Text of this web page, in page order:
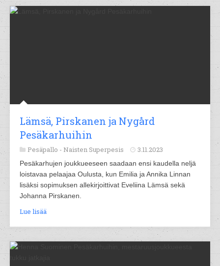
Lämsä, Pirskanen ja Nygård
Pesäkarhuihin
Pesäpallo - Naisten Superpesis 3.11.2023
Pesäkarhujen joukkueeseen saadaan ensi kaudella neljä
loistavaa pelaajaa Oulusta, kun Emilia ja Annika Linnan
lisäksi sopimuksen allekirjoittivat Eveliina Lämsä sekä
Johanna Pirskanen.
Lue lisää